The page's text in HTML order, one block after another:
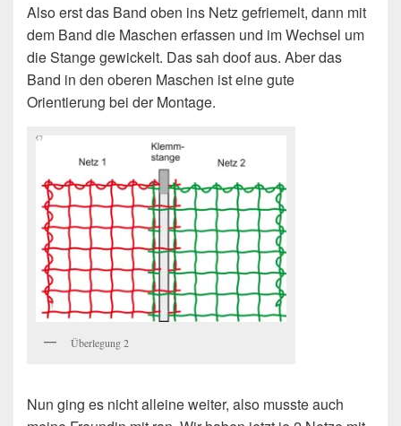
Also erst das Band oben ins Netz gefriemelt, dann mit
dem Band die Maschen erfassen und im Wechsel um
die Stange gewickelt. Das sah doof aus. Aber das
Band in den oberen Maschen ist eine gute
Orientierung bei der Montage.
Überlegung 2
Nun ging es nicht alleine weiter, also musste auch